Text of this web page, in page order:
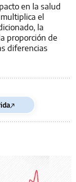
en la salud
el
la
proporción de
diferencias